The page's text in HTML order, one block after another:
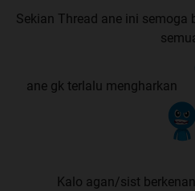
Sekian Thread ane ini
ane gk terlalu mengharkan
Kalo agan/sist